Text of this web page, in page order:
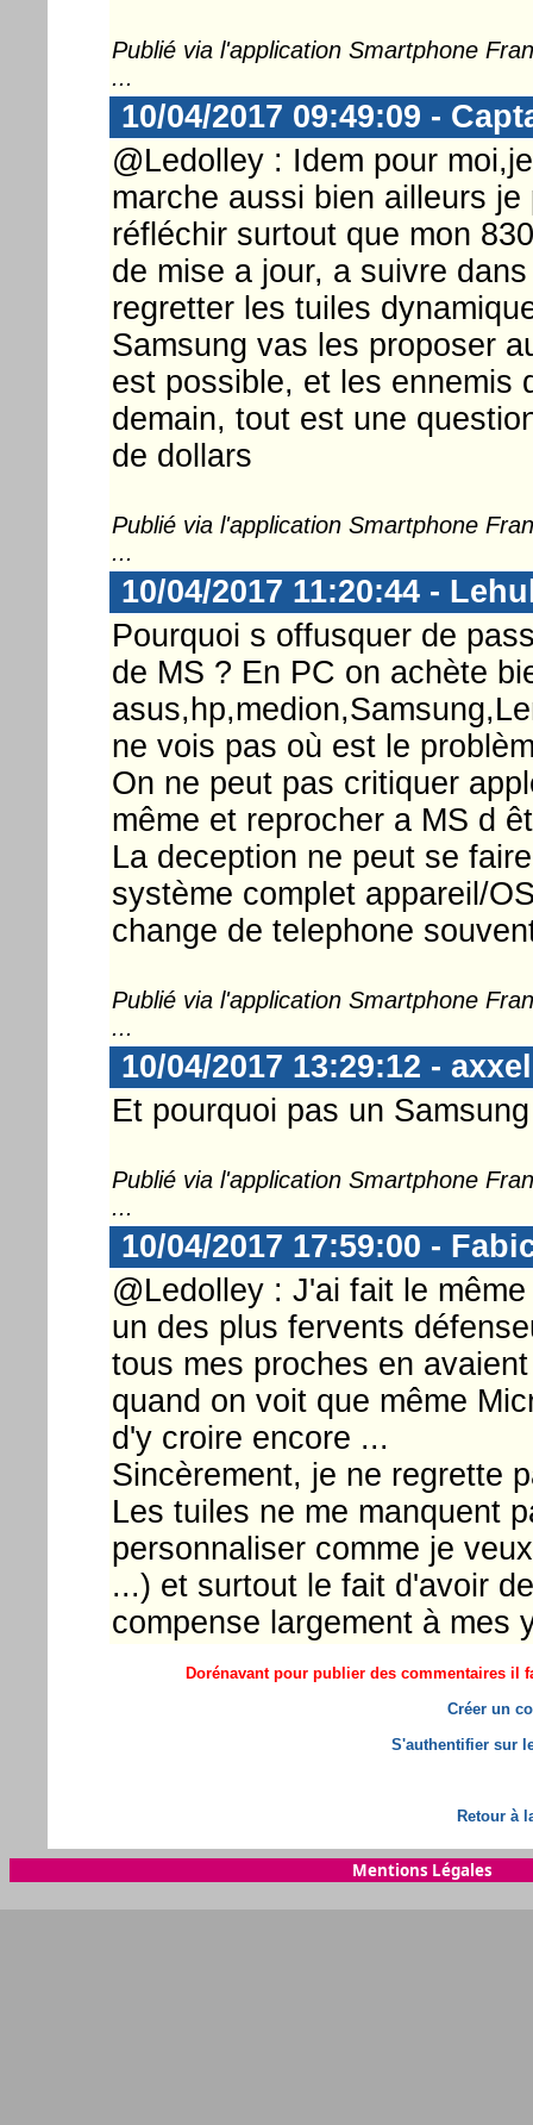
Publié via l'application Smartphone
...
10/04/2017 09:49:09 -
@Ledolley : Idem pour
marche aussi bien ailleurs
réfléchir surtout que mon
de mise a jour, a suivre
regretter les tuiles
Samsung vas les proposer
est possible, et les ennemis
demain, tout est une
de dollars
Publié via l'application Smartphone
...
10/04/2017 11:20:44 -
Pourquoi s offusquer de
de MS ? En PC on achète
ne vois pas où est le
On ne peut pas critiquer
même et reprocher a MS d
La deception ne peut se
système complet appareil/
change de telephone
Publié via l'application Smartphone
...
10/04/2017 13:29:12 - axxel
Et pourquoi pas un
Publié via l'application Smartphone
...
10/04/2017 17:59:00 -
@Ledolley : J'ai fait le
un des plus fervents
tous mes proches en
quand on voit que même
d'y croire encore ...
Sincèrement, je ne regrette
Les tuiles ne me manquent
personnaliser comme je
...) et surtout le fait d'avoir
compense largement à mes
Dorénavant pour publier des commentaires il
Créer un
S'authentifier sur
Retour à
Mentions Légales